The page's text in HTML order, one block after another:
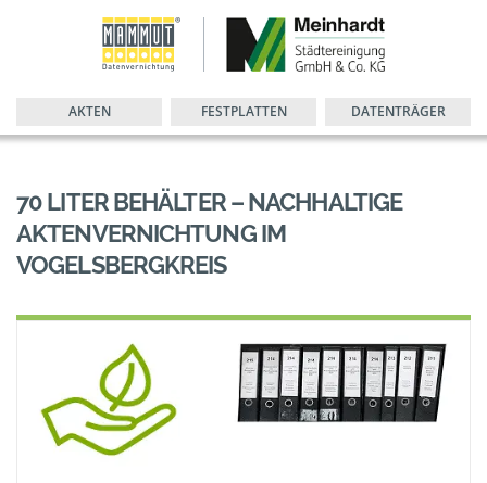
AKTEN FESTPLATTEN DATENTRÄGER
70 LITER BEHÄLTER – NACHHALTIGE
AKTENVERNICHTUNG IM
VOGELSBERGKREIS